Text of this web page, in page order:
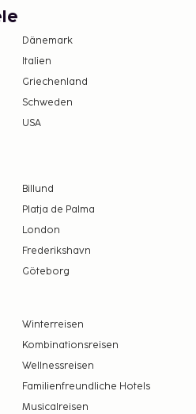
Dänemark
Italien
Griechenland
Schweden
USA
Billund
Platja de Palma
London
Frederikshavn
Göteborg
Winterreisen
Kombinationsreisen
Wellnessreisen
Familienfreundliche Hotels
Musicalreisen